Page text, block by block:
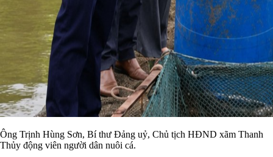
Ông Trịnh Hùng Sơn, Bí thư Đảng uỷ, Chủ tịch HĐND xãm Thanh
Thủy động viên người dân nuôi cá.